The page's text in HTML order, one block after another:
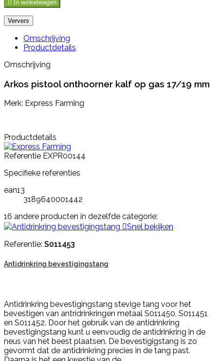
 In winkelwagen
Omschrijving
Productdetails
Omschrijving
Arkos pistool onthoorner kalf op gas 17/19 mm
Merk: Express Farming
Productdetails
Referentie EXPR00144
Specifieke referenties
ean13
3189640001442
16 andere producten in dezelfde categorie:
Snel bekijken
Referentie: S011453
Antidrinkring bevestigingstang
Antidrinkring bevestigingstang stevige tang voor het
bevestigen van antridrinkringen metaal S011450, S011451
en S011452. Door het gebruik van de antidrinkring
bevestigingstang kunt u eenvoudig de antidrinkring in de
neus van het beest plaatsen. De bevestigigstang is zo
gevormt dat de antidrinkring precies in de tang past.